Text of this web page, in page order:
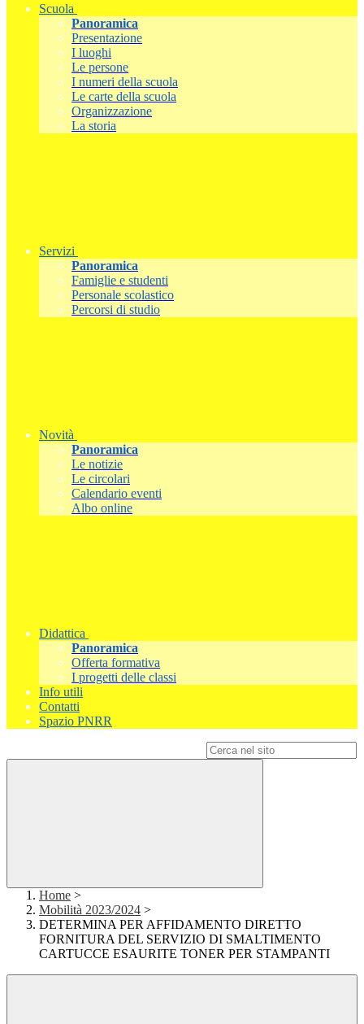
Scuola
Panoramica
Presentazione
I luoghi
Le persone
I numeri della scuola
Le carte della scuola
Organizzazione
La storia
Servizi
Panoramica
Famiglie e studenti
Personale scolastico
Percorsi di studio
Novità
Panoramica
Le notizie
Le circolari
Calendario eventi
Albo online
Didattica
Panoramica
Offerta formativa
I progetti delle classi
Info utili
Contatti
Spazio PNRR
Home >
Mobilità 2023/2024 >
DETERMINA PER AFFIDAMENTO DIRETTO
FORNITURA DEL SERVIZIO DI SMALTIMENTO
CARTUCCE ESAURITE TONER PER STAMPANTI